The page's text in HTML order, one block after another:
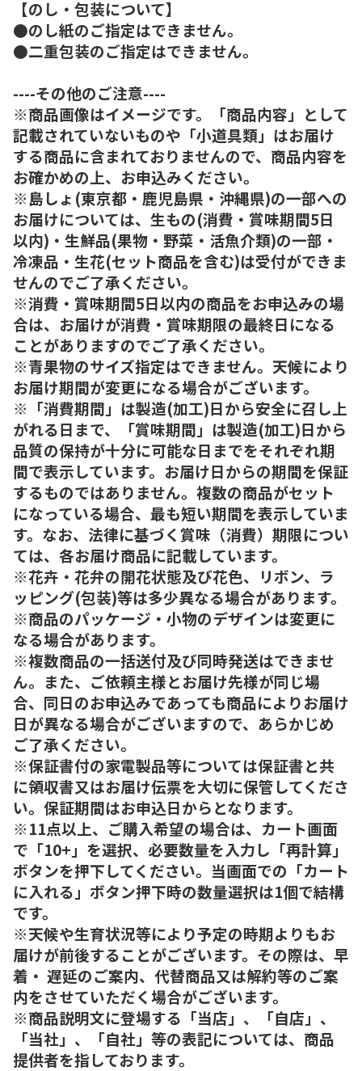
【のし・包装について】
●のし紙のご指定はできません。
●二重包装のご指定はできません。
----その他のご注意----
※商品画像はイメージです。「商品内容」として
記載されていないものや「小道具類」はお届け
する商品に含まれておりませんので、商品内容を
お確かめの上、お申込みください。
※島しょ(東京都・鹿児島県・沖縄県)の一部への
お届けについては、生もの(消費・賞味期間5日
以内)・生鮮品(果物・野菜・活魚介類)の一部・
冷凍品・生花(セット商品を含む)は受付ができま
せんのでご了承ください。
※消費・賞味期間5日以内の商品をお申込みの場
合は、お届けが消費・賞味期限の最終日になる
ことがありますのでご了承ください。
※青果物のサイズ指定はできません。天候により
お届け期間が変更になる場合がございます。
※「消費期間」は製造(加工)日から安全に召し上
がれる日まで、「賞味期間」は製造(加工)日から
品質の保持が十分に可能な日までをそれぞれ期
間で表示しています。お届け日からの期間を保証
するものではありません。複数の商品がセット
になっている場合、最も短い期間を表示していま
す。なお、法律に基づく賞味（消費）期限につい
ては、各お届け商品に記載しています。
※花卉・花弁の開花状態及び花色、リボン、ラ
ッピング(包装)等は多少異なる場合があります。
※商品のパッケージ・小物のデザインは変更に
なる場合があります。
※複数商品の一括送付及び同時発送はできませ
ん。また、ご依頼主様とお届け先様が同じ場
合、同日のお申込みであっても商品によりお届け
日が異なる場合がございますので、あらかじめ
ご了承ください。
※保証書付の家電製品等については保証書と共
に領収書又はお届け伝票を大切に保管してくださ
い。保証期間はお申込日からとなります。
※11点以上、ご購入希望の場合は、カート画面
で「10+」を選択、必要数量を入力し「再計算」
ボタンを押下してください。当画面での「カート
に入れる」ボタン押下時の数量選択は1個で結構
です。
※天候や生育状況等により予定の時期よりもお
届けが前後することがございます。その際は、早
着・ 遅延のご案内、代替商品又は解約等のご案
内をさせていただく場合がございます。
※商品説明文に登場する「当店」、「自店」、
「当社」、「自社」等の表記については、商品
提供者を指しております。